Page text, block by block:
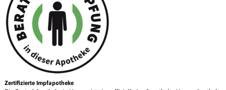
Zertifizierte Impfapotheke